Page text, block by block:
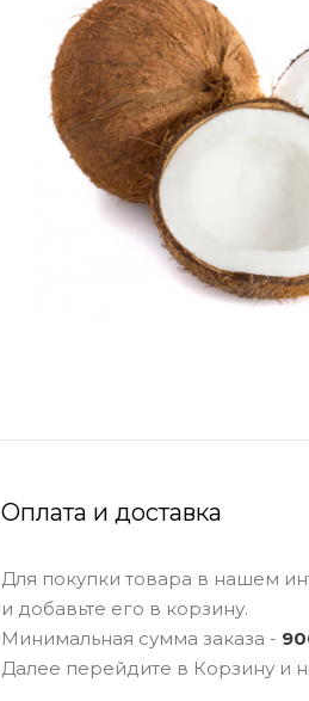
Оплата и доставка
Для покупки товара в нашем
и добавьте его в корзину.
Минимальная сумма заказа -
Далее перейдите в Корзину и